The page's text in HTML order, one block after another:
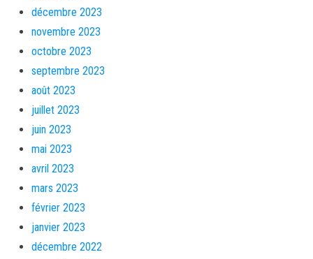
décembre 2023
novembre 2023
octobre 2023
septembre 2023
août 2023
juillet 2023
juin 2023
mai 2023
avril 2023
mars 2023
février 2023
janvier 2023
décembre 2022